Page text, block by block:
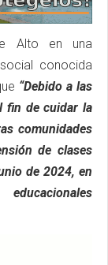
Alto en una
conocida
“Debido a las
fin de cuidar la
comunidades
de clases
de 2024, en